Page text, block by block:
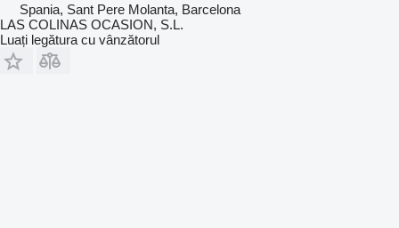
Spania, Sant Pere Molanta, Barcelona
LAS COLINAS OCASION, S.L.
Luați legătura cu vânzătorul